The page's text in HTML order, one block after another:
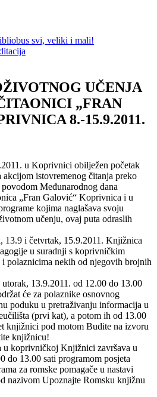
svi, veliki i mali!
UČENJA
„FRAN
8.-15.9.2011.
u Koprivnici obilježen početak
istovremenog čitanja preko
Međunarodnog dana
„Fran Galović“ Koprivnica i u
kojima naglašava svoju
učenju, ovaj puta odraslih
13.9 i četvrtak, 15.9.2011. Knjižnica
u suradnji s koprivničkim
polaznicima nekih od njegovih brojnih
13.9.2011. od 12.00 do 13.00
će za polaznike osnovnog
poduku u pretraživanju informacija u
(prvi kat), a potom ih od 13.00
knjižnici pod motom Budite na izvoru
knjižnicu!
u koprivničkoj Knjižnici završava u
do 13.00 sati programom posjeta
za romske pomagače u nastavi
nazivom Upoznajte Romsku knjižnu